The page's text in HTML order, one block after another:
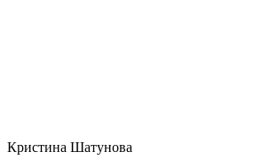
Кристина Шатунова